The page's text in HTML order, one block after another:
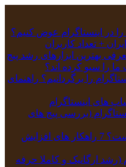
در اینستاگرام عوض کنیم؟
+ تعداد کاربران
بهترین ابزارهای رشد پیج
را سیو کرده اند؟
را برگردانیم؟ راهنمای
های اینستاگرام
(بررسی پیج های
ریچ و ایمپرشن اینستاگرام چیست؟ 7 راهکار های افزایش
ارگانیک و کاملا حرفه